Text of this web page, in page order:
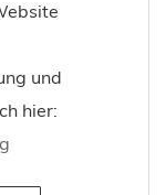
und
hier: